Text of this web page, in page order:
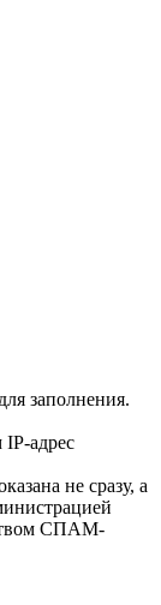
заполнения.
адрес
не сразу, а
СПАМ-